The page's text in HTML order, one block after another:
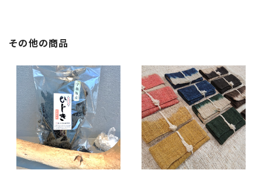
その他の商品